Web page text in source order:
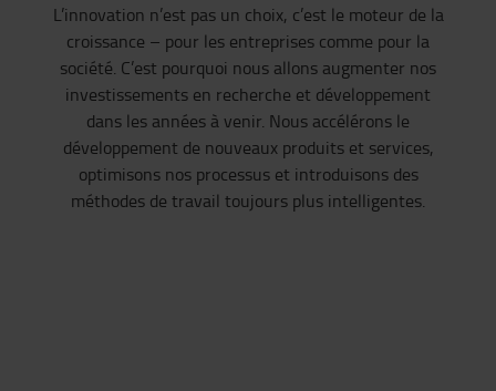
L’innovation n’est pas un choix, c’est le moteur de la
croissance – pour les entreprises comme pour la
société. C’est pourquoi nous allons augmenter nos
investissements en recherche et développement
dans les années à venir. Nous accélérons le
développement de nouveaux produits et services,
optimisons nos processus et introduisons des
méthodes de travail toujours plus intelligentes.